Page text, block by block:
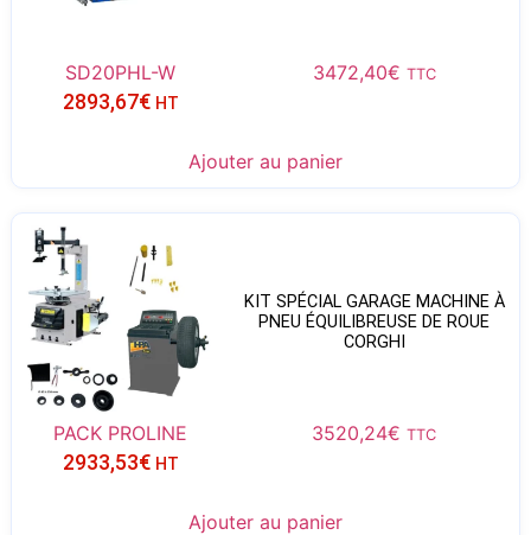
SD20PHL-W 3472,40€ TTC
2893,67€ HT
Ajouter au panier
KIT SPÉCIAL GARAGE MACHINE À
PNEU ÉQUILIBREUSE DE ROUE
CORGHI
PACK PROLINE 3520,24€ TTC
2933,53€ HT
Ajouter au panier